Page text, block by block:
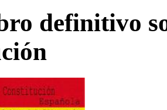
definitivo